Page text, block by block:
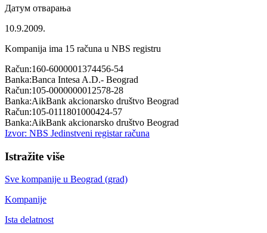
Датум отварања
10.9.2009.
Kompanija ima 15 računa u NBS registru
Račun:160-6000001374456-54
Banka:Banca Intesa A.D.- Beograd
Račun:105-0000000012578-28
Banka:AikBank akcionarsko društvo Beograd
Račun:105-0111801000424-57
Banka:AikBank akcionarsko društvo Beograd
Izvor: NBS Jedinstveni registar računa
Istražite više
Sve kompanije u Beograd (grad)
Kompanije
Ista delatnost